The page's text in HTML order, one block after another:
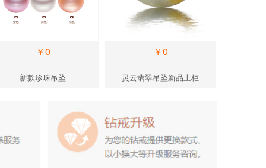
￥0
新款珍珠吊坠
￥0
灵云翡翠吊坠新品上柜